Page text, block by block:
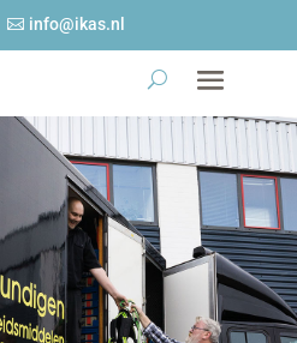
info@ikas.nl